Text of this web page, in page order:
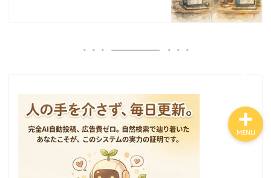
MENU
マニュアル
導入事例